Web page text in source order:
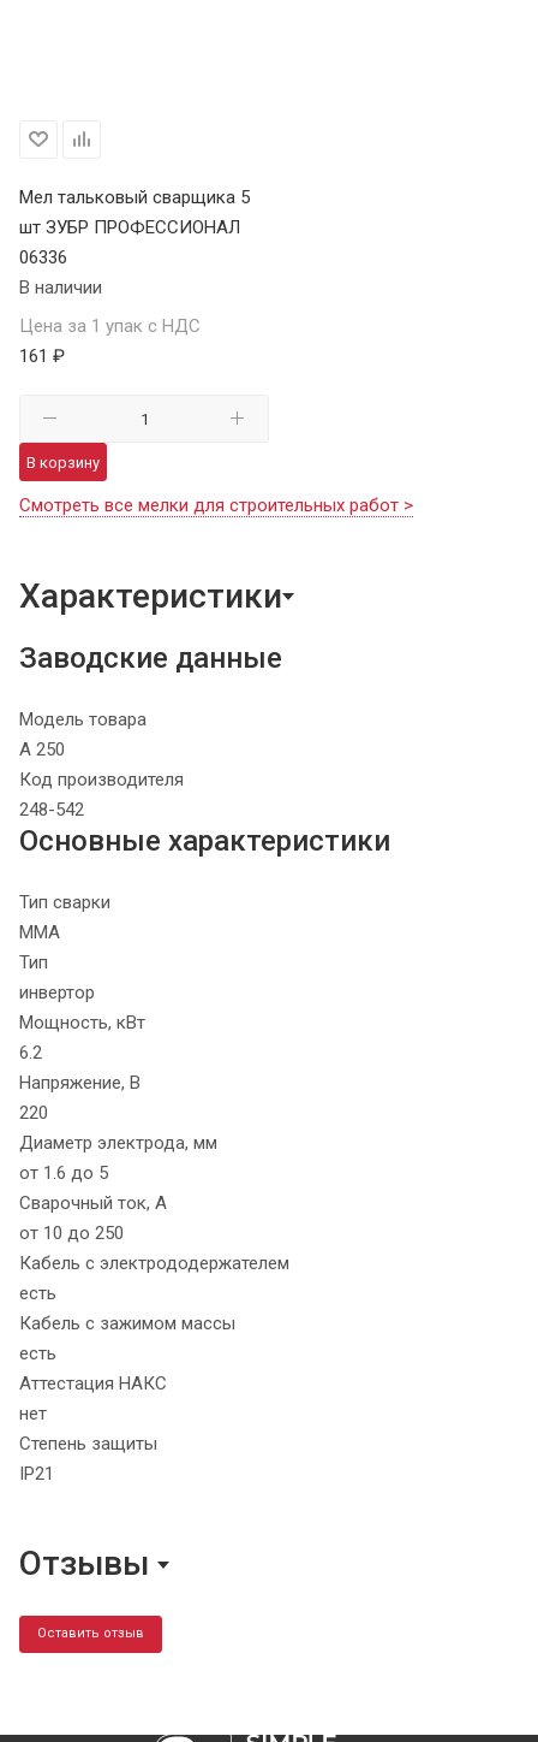
Мел тальковый сварщика 5
шт ЗУБР ПРОФЕССИОНАЛ
06336
В наличии
Цена за 1 упак с НДС
161 ₽
В корзину
Смотреть все мелки для строительных работ >
Характеристики
Заводские данные
Модель товара
A 250
Код производителя
248-542
Основные характеристики
Тип сварки
MMA
Тип
инвертор
Мощность, кВт
6.2
Напряжение, В
220
Диаметр электрода, мм
от 1.6 до 5
Сварочный ток, А
от 10 до 250
Кабель с электрододержателем
есть
Кабель с зажимом массы
есть
Аттестация НАКС
нет
Степень защиты
IP21
Отзывы
Оставить отзыв